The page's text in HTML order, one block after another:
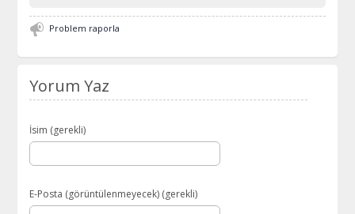
Problem raporla
Yorum Yaz
İsim (gerekli)
E-Posta (görüntülenmeyecek) (gerekli)